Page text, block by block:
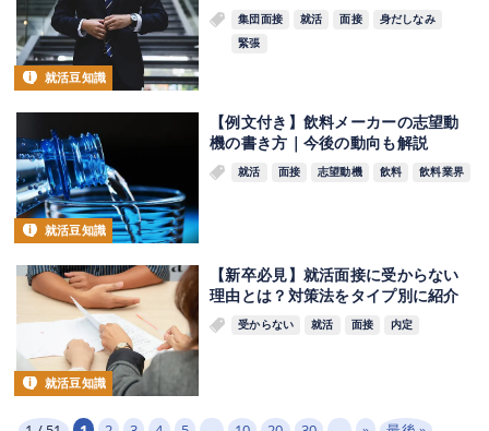
就活豆知識
集団面接 就活 面接
身だしなみ
緊張
就活豆知識
【例文付き】飲料メーカーの志望動
機の書き方｜今後の動向も解説
就活 面接 志望動機 飲料 飲料業界
就活豆知識
【新卒必見】就活面接に受からない
理由とは？対策法をタイプ別に紹介
受からない 就活 面接 内定